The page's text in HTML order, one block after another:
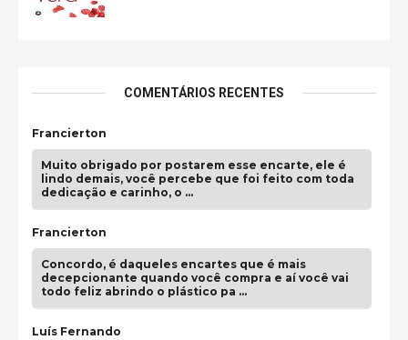
COMENTÁRIOS RECENTES
Francierton
Muito obrigado por postarem esse encarte, ele é
lindo demais, você percebe que foi feito com toda
dedicação e carinho, o …
Francierton
Concordo, é daqueles encartes que é mais
decepcionante quando você compra e aí você vai
todo feliz abrindo o plástico pa …
Luís Fernando